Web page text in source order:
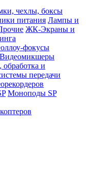
чехлы, боксы
питания Лампы и
ЖК-Экраны и
фокусы
Видеомикшеры
и
передачи
Моноподы SP